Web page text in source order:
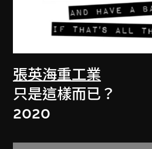
張英海重工業
只是這樣而已？
2020